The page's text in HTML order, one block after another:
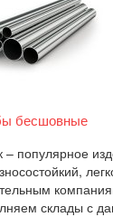
бесшовные
– популярное
склады с